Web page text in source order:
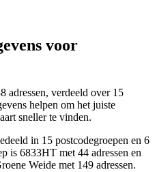
voor
adressen, verdeeld over 15
helpen om het juiste
sneller te vinden.
in 15 postcodegroepen en 6
is 6833HT met 44 adressen en
Weide met 149 adressen.